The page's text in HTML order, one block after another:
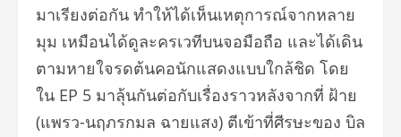
มาเรียงต่อกัน ทำให้ได้เห็นเหตุการณ์จากหลาย
มุม เหมือนได้ดูละครเวทีบนจอมือถือ และได้เดิน
ตามหายใจรดต้นคอนักแสดงแบบใกล้ชิด โดย
ใน EP 5 มาลุ้นกันต่อกับเรื่องราวหลังจากที่ ฝ้าย
(แพรว-นฤภรกมล ฉายแสง) ตีเข้าที่ศีรษะของ บิล